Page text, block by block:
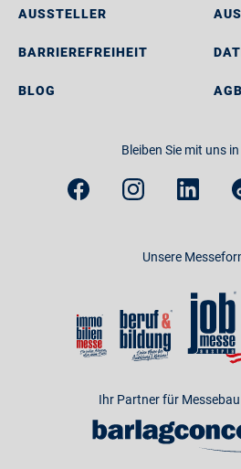
AUSSTELLER
BARRIEREFREIHEIT
BLOG AGB
Bleiben Sie mit uns
Unsere
Ihr Partner für